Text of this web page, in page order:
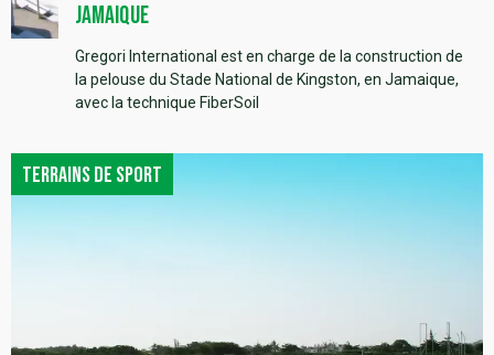
Jamaique
Gregori International est en charge de la construction de
la pelouse du Stade National de Kingston, en Jamaique,
avec la technique FiberSoil
Terrains de sport